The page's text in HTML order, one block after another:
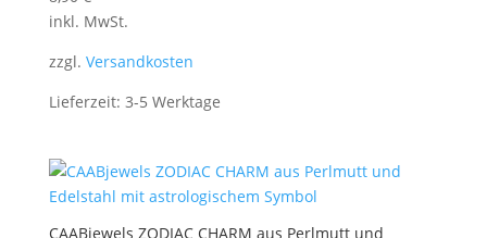
inkl. MwSt.
zzgl. Versandkosten
Lieferzeit: 3-5 Werktage
CAABjewels ZODIAC CHARM aus Perlmutt und